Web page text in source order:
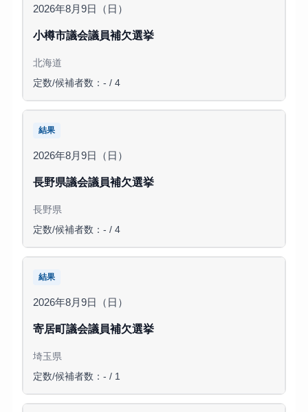
2026年8月9日（日）
小樽市議会議員補欠選挙
北海道
定数/候補者数：- / 4
結果
2026年8月9日（日）
長野県議会議員補欠選挙
長野県
定数/候補者数：- / 4
結果
2026年8月9日（日）
寄居町議会議員補欠選挙
埼玉県
定数/候補者数：- / 1